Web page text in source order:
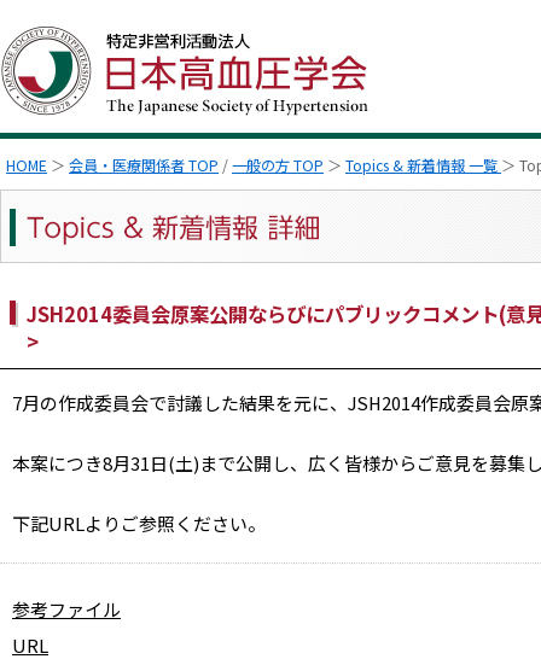
HOME ＞ 会員・医療関係者 TOP /一般の方 TOP ＞ Topics & 新着情報 一覧 ＞
JSH2014委員会原案公開ならびにパブリックコメント(意
>
7月の作成委員会で討議した結果を元に、JSH2014作成委員会
本案につき8月31日(土)まで公開し、広く皆様からご意見を募集
下記URLよりご参照ください。
参考ファイル
URL